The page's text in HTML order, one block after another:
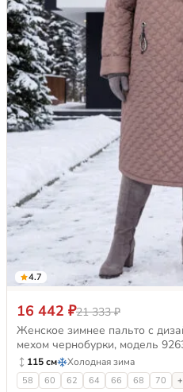
4.7
16 442 ₽21 333 ₽
Женское зимнее пальто с
мехом чернобурки, модель
115 см Холодная зима
58 60 62 64 66 68 70